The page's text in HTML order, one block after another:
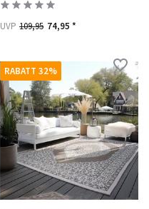
UVP 109,95 74,95 *
RABATT 32%